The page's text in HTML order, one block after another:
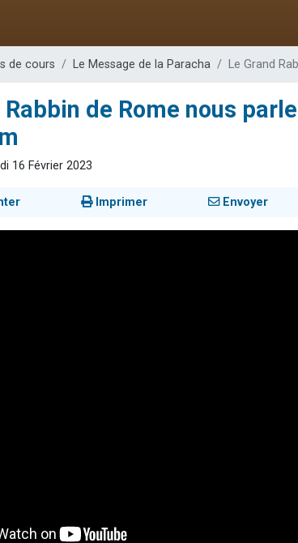
de cours Le Message de la Paracha Le Grand
Rabbin de Rome nous
16 Février 2023
Imprimer Envoyer